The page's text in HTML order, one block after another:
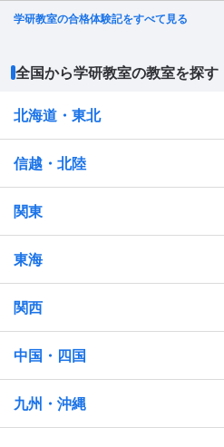
学研教室の合格体験記をすべて見る
全国から学研教室の教室を探す
北海道・東北
信越・北陸
関東
東海
関西
中国・四国
九州・沖縄